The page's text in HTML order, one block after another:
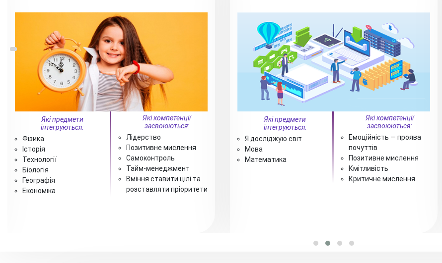
Які предмети
інтегруються:
Фізика
Історія
Технології
Біологія
Географія
Економіка
Які компетенції
засвоюються:
Лідерство
Позитивне мислення
Самоконтроль
Тайм-менеджмент
Вміння ставити цілі та
розставляти пріоритети
Які предмети
інтегруються:
Я досліджую світ
Мова
Математика
Які компетенції
засвоюються:
Емоційність — проява
почуттів
Позитивне мислення
Кмітливість
Критичне мислення